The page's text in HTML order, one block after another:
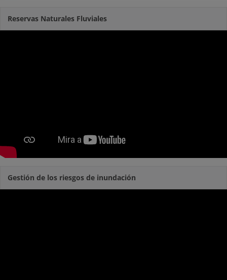
Reservas Naturales Fluviales
Gestión de los riesgos de inundación